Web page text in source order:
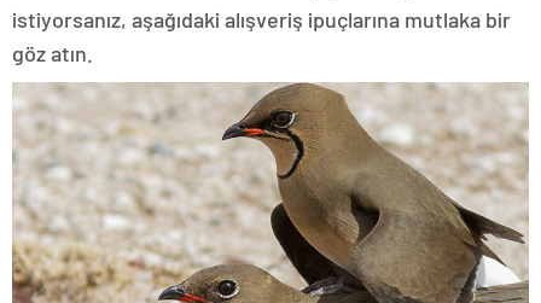
istiyorsanız, aşağıdaki alışveriş ipuçlarına mutlaka bir
göz atın.